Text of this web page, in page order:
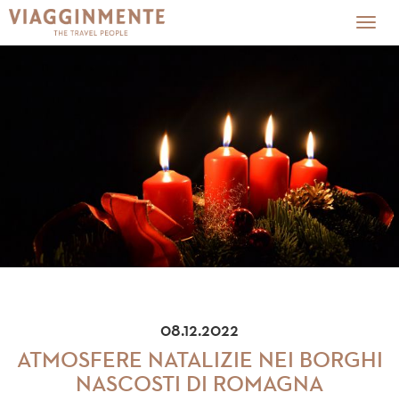
08.12.2022
ATMOSFERE NATALIZIE NEI BORGHI
NASCOSTI DI ROMAGNA